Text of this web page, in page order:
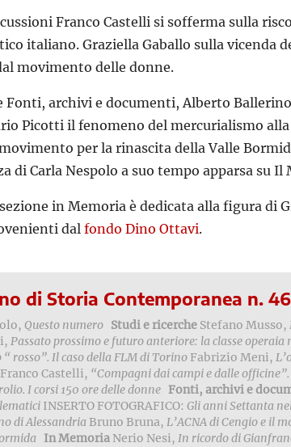
Franco Castelli si sofferma sulla
italiano. Graziella Gaballo sulla vicenda
movimento delle donne.
Fonti, archivi e documenti, Alberto
Picotti il fenomeno del mercurialismo
per la rinascita della Valle
di Carla Nespolo a suo tempo apparsa su Il
in Memoria è dedicata alla figura di
dal fondo Dino Ottavi.
di Storia Contemporanea n. 46
Questo numero Studi e ricerche Stefano Musso,
Passato prossimo e futuro anteriore: la classe
rosso”. Il caso della FLM di Torino Fabrizio Meni,
Franco Castelli, “Compagni dai campi e dalle
I corsi 150 ore delle donne Fonti, archivi e
INSERTO FOTOGRAFICO: Gli anni Settanta
di Alessandria Bruno Bruna, L’ACNA di Cengio e il
In Memoria Nerio Nesi, In ricordo di